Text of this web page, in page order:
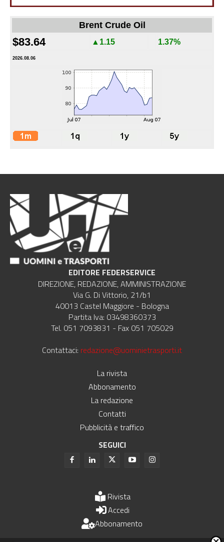
Brent Crude Oil
$83.64 ▲1.15 1.37%
2026.08.06
EDITORE FEDERSERVICE
DIREZIONE, REDAZIONE, AMMINISTRAZIONE
Via G. Di Vittorio, 21/b1
40013 Castel Maggiore - Bologna
Partita Iva: 03498360373
Tel. 051 7093831 - Fax 051 705029
Contattaci: redazione@uominietrasporti.it
La rivista
Abbonamento
La redazione
Contatti
Pubblicità e traffico
SEGUICI
Rivista
Accedi
Abbonamento